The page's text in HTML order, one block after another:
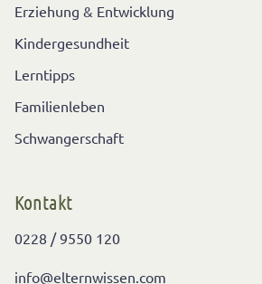
Erziehung & Entwicklung
Kindergesundheit
Lerntipps
Familienleben
Schwangerschaft
Kontakt
0228 / 9550 120
info@elternwissen.com